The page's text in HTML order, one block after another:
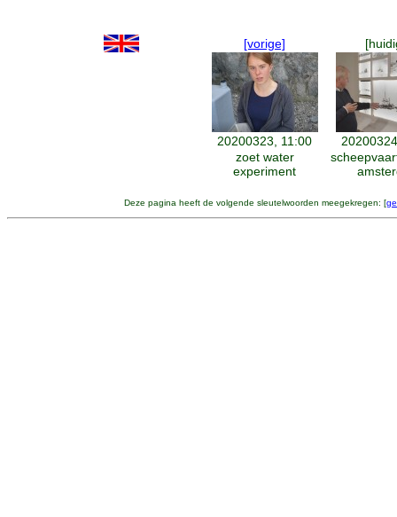
[vorige]
20200323, 11:00
zoet water
experiment
Deze pagina heeft de volgende sleutelwoorden meegekregen: [